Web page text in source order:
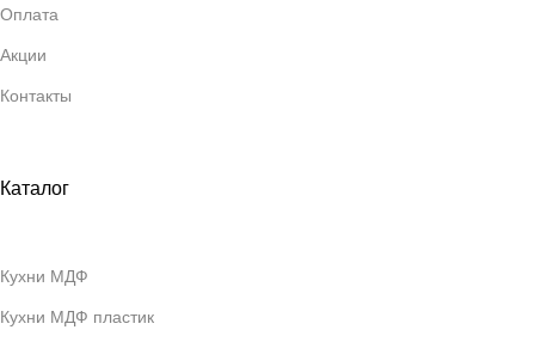
Оплата
Акции
Контакты
Каталог
Кухни МДФ
Кухни МДФ пластик